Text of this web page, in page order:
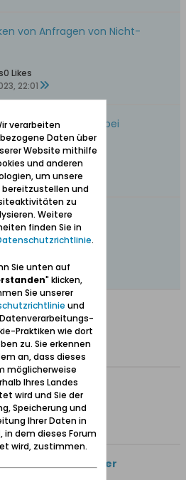
von Anfragen von Nicht-
0 Likes
22:01
Bitte unbedingt bei
beachten
0 Likes
18:52
Gesamtliste von
Danzig"
17:43
Maria Gurck
10:12
0 Likes
17:28
– Herkunft vor der
verarbeiten
Daten über
Website mithilfe
und anderen
um unsere
bereitzustellen und
zu
Weitere
finden Sie in
.
Sie unten auf
" klicken,
Sie unserer
und
Praktiken wie dort
zu. Sie erkennen
an, dass dieses
möglicherweise
Ihres Landes
wird und Sie der
Speicherung und
Ihrer Daten in
in dem dieses Forum
wird, zustimmen.